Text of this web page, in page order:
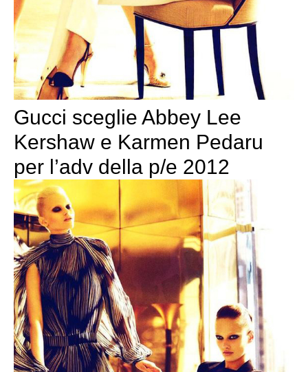
Gucci sceglie Abbey Lee
Kershaw e Karmen Pedaru
per l’adv della p/e 2012